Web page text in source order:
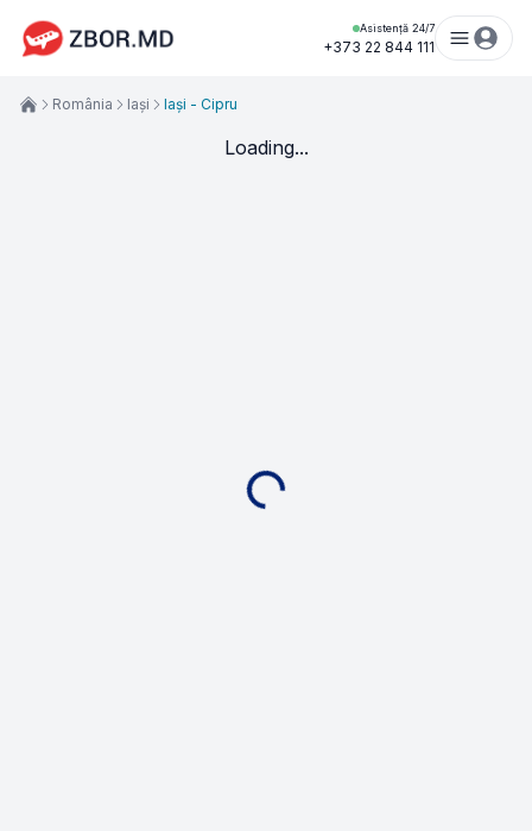
Asistență 24/7
+373 22 844 111
România Iași Iași - Cipru
Loading...